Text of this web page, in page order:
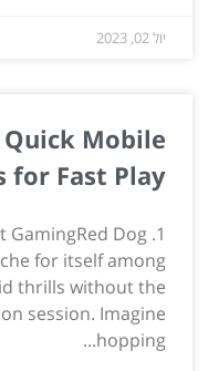
יול 02, 2023
Quick Mobile
for Fast Play
GamingRed Dog
for itself among
thrills without the
session. Imagine
hopping...